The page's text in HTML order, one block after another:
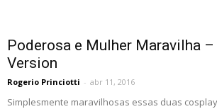
Poderosa e Mulher Maravilha
Version
Rogerio Princiotti - abr 11, 2016
Simplesmente maravilhosas essas duas